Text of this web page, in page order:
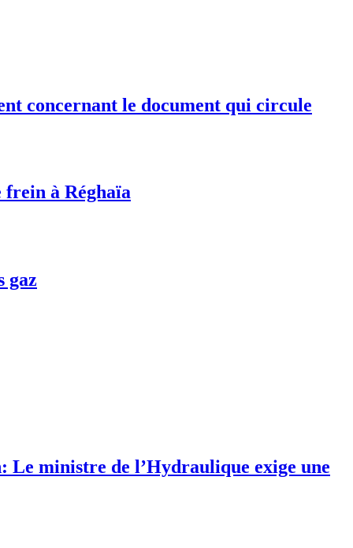
concernant le document qui circule
frein à Réghaïa
gaz
Le ministre de l’Hydraulique exige une